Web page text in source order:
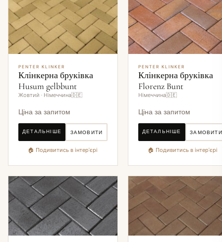
PENTER KLINKER
Клінкерна бруківка
Husum gelbbunt
Жовтий · Німеччина🇩🇪
Ціна за запитом
ДЕТАЛЬНІШЕ ЗАМОВИТИ
🏠 Подивитись в інтер'єрі
PENTER KLINKER
Клінкерна бруківка
Florenz Bunt
Німеччина🇩🇪
Ціна за запитом
ДЕТАЛЬНІШЕ ЗАМОВИТИ
🏠 Подивитись в інтер'єрі